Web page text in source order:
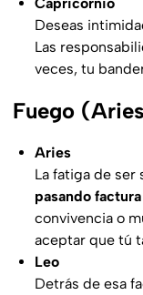
Deseas
Las
veces, tu
Fuego
Aries
La fatiga de ser
pasando
convivencia o
aceptar que tú
Leo
Detrás de esa